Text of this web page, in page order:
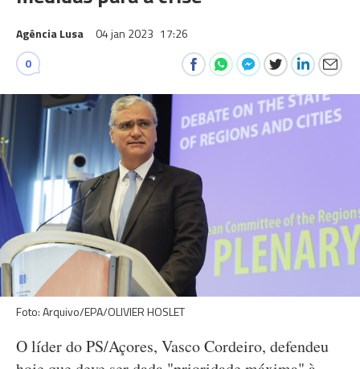
Agência Lusa 04 jan 2023 17:26
0
Foto: Arquivo/EPA/OLIVIER HOSLET
O líder do PS/Açores, Vasco Cordeiro, defendeu